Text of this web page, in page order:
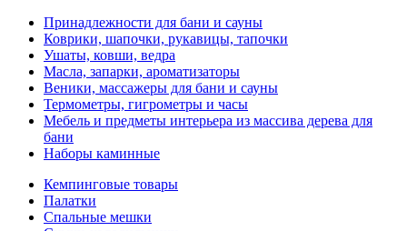
Принадлежности для бани и сауны
Коврики, шапочки, рукавицы, тапочки
Ушаты, ковши, ведра
Масла, запарки, ароматизаторы
Веники, массажеры для бани и сауны
Термометры, гигрометры и часы
Мебель и предметы интерьера из массива дерева для
бани
Наборы каминные
Кемпинговые товары
Палатки
Спальные мешки